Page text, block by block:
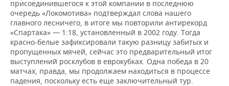
присоединившегося к этой компании в последнюю
очередь «Локомотива» подтверждал слова нашего
главного лесничего, в итоге мы повторили антирекорд
«Спартака» — 1:18, установленный в 2002 году. Тогда
красно-белые зафиксировали такую разницу забитых и
пропущенных мячей, сейчас это предварительный итог
выступлений росклубов в еврокубках. Одна победа в 20
матчах, правда, мы продолжаем находиться в процессе
падения, поскольку есть еще заключительный тур.